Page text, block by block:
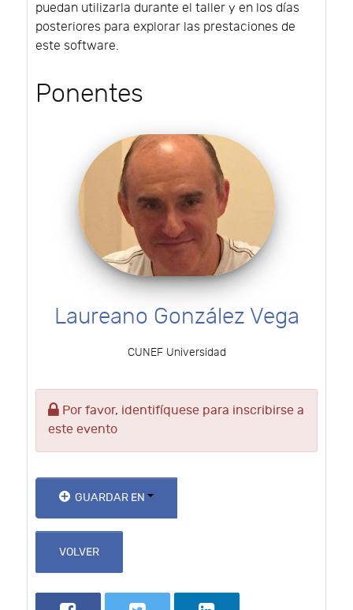
puedan utilizarla durante el taller y en los días
posteriores para explorar las prestaciones de
este software.
Ponentes
Laureano González Vega
CUNEF Universidad
Por favor, identifíquese para inscribirse a
este evento
GUARDAR EN
VOLVER